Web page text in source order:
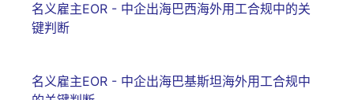
名义雇主EOR - 中企出海巴西海外用工合规中的关
键判断
名义雇主EOR - 中企出海巴基斯坦海外用工合规中